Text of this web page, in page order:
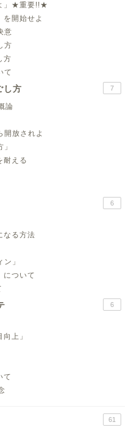
」★重要!!★
を開始せよ
意
方
方
て
し方 7
論
開放されよ
耐える
6
なる方法
」
について
6
上」
て
61